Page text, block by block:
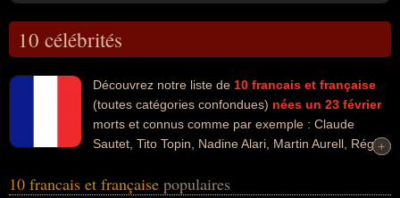
10 célébrités
Découvrez notre liste de 10 francais et française
(toutes catégories confondues) nées un 23 février
morts et connus comme par exemple : Claude
Sautet, Tito Topin, Nadine Alari, Martin Aurell, Régine
Kolpa Kopoul, Mouloud Aounit... Ces personnalités peuvent avoir
+
+
10 francais et française populaires